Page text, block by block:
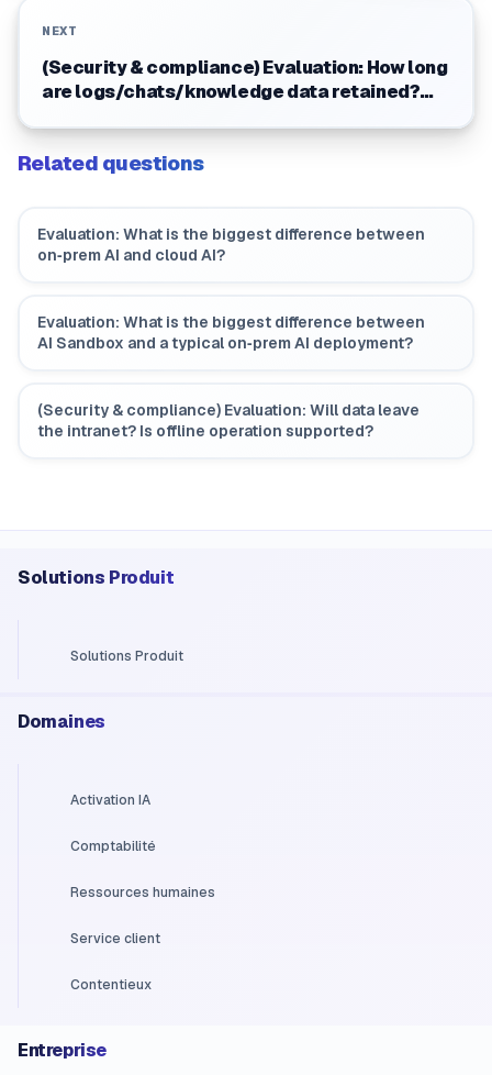
NEXT
(Security & compliance) Evaluation: How long
are logs/chats/knowledge data retained?
Related questions
Evaluation: What is the biggest difference between
on‑prem AI and cloud AI?
Evaluation: What is the biggest difference between
AI Sandbox and a typical on‑prem AI deployment?
(Security & compliance) Evaluation: Will data leave
the intranet? Is offline operation supported?
Solutions Produit
Solutions Produit
Domaines
Activation IA
Comptabilité
Ressources humaines
Service client
Contentieux
Entreprise